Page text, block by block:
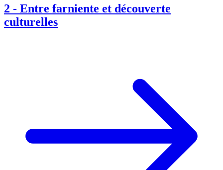
2 - Entre farniente et découverte
culturelles